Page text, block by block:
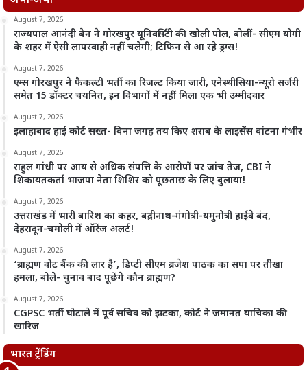
August 7, 2026
राज्यपाल आनंदी बेन ने गोरखपुर यूनिवर्सिटी की खोली पोल, बोलीं- सीएम योगी
के शहर में ऐसी लापरवाही नहीं चलेगी; टिफिन से आ रहे ड्रग्स!
August 7, 2026
एम्स गोरखपुर ने फैकल्टी भर्ती का रिजल्ट किया जारी, एनेस्थीसिया-न्यूरो सर्जरी
समेत 15 डॉक्टर चयनित, इन विभागों में नहीं मिला एक भी उम्मीदवार
August 7, 2026
इलाहाबाद हाई कोर्ट सख्त- बिना जगह तय किए शराब के लाइसेंस बांटना गंभीर
August 7, 2026
राहुल गांधी पर आय से अधिक संपत्ति के आरोपों पर जांच तेज, CBI ने
शिकायतकर्ता भाजपा नेता शिशिर को पूछताछ के लिए बुलाया!
August 7, 2026
उत्तराखंड में भारी बारिश का कहर, बद्रीनाथ-गंगोत्री-यमुनोत्री हाईवे बंद,
देहरादून-चमोली में ऑरेंज अलर्ट!
August 7, 2026
‘ब्राह्मण वोट बैंक की लार है’, डिप्टी सीएम ब्रजेश पाठक का सपा पर तीखा
हमला, बोले- चुनाव बाद पूछेंगे कौन ब्राह्मण?
August 7, 2026
CGPSC भर्ती घोटाले में पूर्व सचिव को झटका, कोर्ट ने जमानत याचिका की
खारिज
भारत ट्रेंडिंग